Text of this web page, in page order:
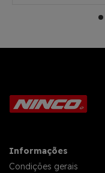
Informações
Condições gerais